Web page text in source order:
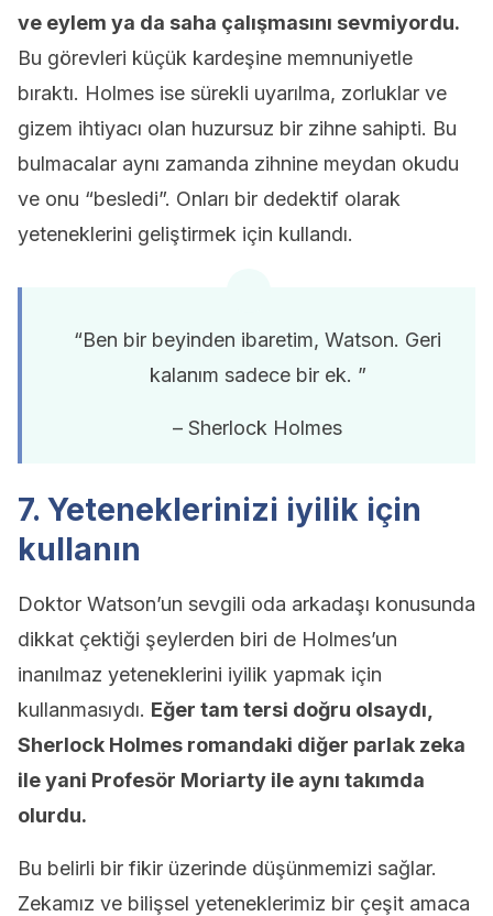
ve eylem ya da saha çalışmasını sevmiyordu.
Bu görevleri küçük kardeşine memnuniyetle
bıraktı. Holmes ise sürekli uyarılma, zorluklar ve
gizem ihtiyacı olan huzursuz bir zihne sahipti. Bu
bulmacalar aynı zamanda zihnine meydan okudu
ve onu “besledi”. Onları bir dedektif olarak
yeteneklerini geliştirmek için kullandı.
“Ben bir beyinden ibaretim, Watson. Geri
kalanım sadece bir ek. ”
– Sherlock Holmes
7. Yeteneklerinizi iyilik için
kullanın
Doktor Watson’un sevgili oda arkadaşı konusunda
dikkat çektiği şeylerden biri de Holmes’un
inanılmaz yeteneklerini iyilik yapmak için
kullanmasıydı. Eğer tam tersi doğru olsaydı,
Sherlock Holmes romandaki diğer parlak zeka
ile yani Profesör Moriarty ile aynı takımda
olurdu.
Bu belirli bir fikir üzerinde düşünmemizi sağlar.
Zekamız ve bilişsel yeteneklerimiz bir çeşit amaca